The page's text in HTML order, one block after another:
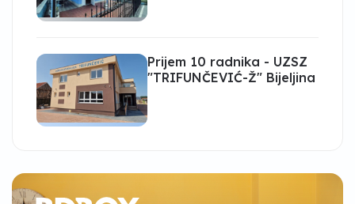
Prijem 10 radnika - UZSZ
"TRIFUNČEVIĆ-Ž" Bijeljina